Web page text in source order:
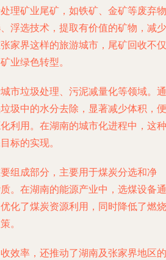
理矿业尾矿，如铁矿、金矿等废弃物
浮选技术，提取有价值的矿物，减少
家界这样的旅游城市，尾矿回收不仅
业绿色转型。
市垃圾处理、污泥减量化等领域。通
圾中的水分去除，显著减少体积，便
利用。在湖南的城市化进程中，这种
标的实现。
组成部分，主要用于煤炭分选和净
。在湖南的能源产业中，选煤设备通
化了煤炭资源利用，同时降低了燃烧
。
效率，还推动了湖南及张家界地区的